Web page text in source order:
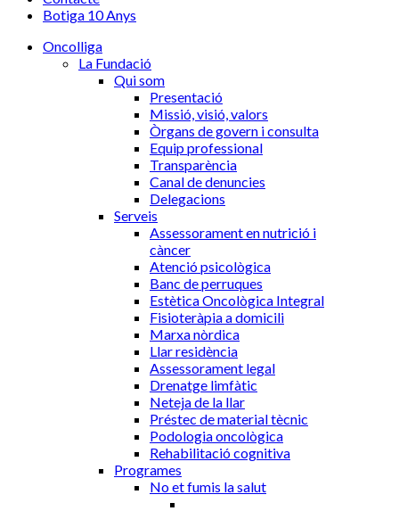
Botiga 10 Anys
Oncolliga
La Fundació
Qui som
Presentació
Missió, visió, valors
Òrgans de govern i consulta
Equip professional
Transparència
Canal de denuncies
Delegacions
Serveis
Assessorament en nutrició i
càncer
Atenció psicològica
Banc de perruques
Estètica Oncològica Integral
Fisioteràpia a domicili
Marxa nòrdica
Llar residència
Assessorament legal
Drenatge limfàtic
Neteja de la llar
Préstec de material tècnic
Podologia oncològica
Rehabilitació cognitiva
Programes
No et fumis la salut